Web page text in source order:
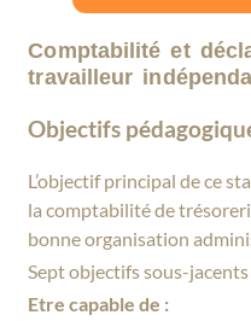
Comptabilité et
travailleur
Objectifs
L’objectif principal de ce
la comptabilité de
bonne organisation
Sept objectifs sous-
Etre capable de :